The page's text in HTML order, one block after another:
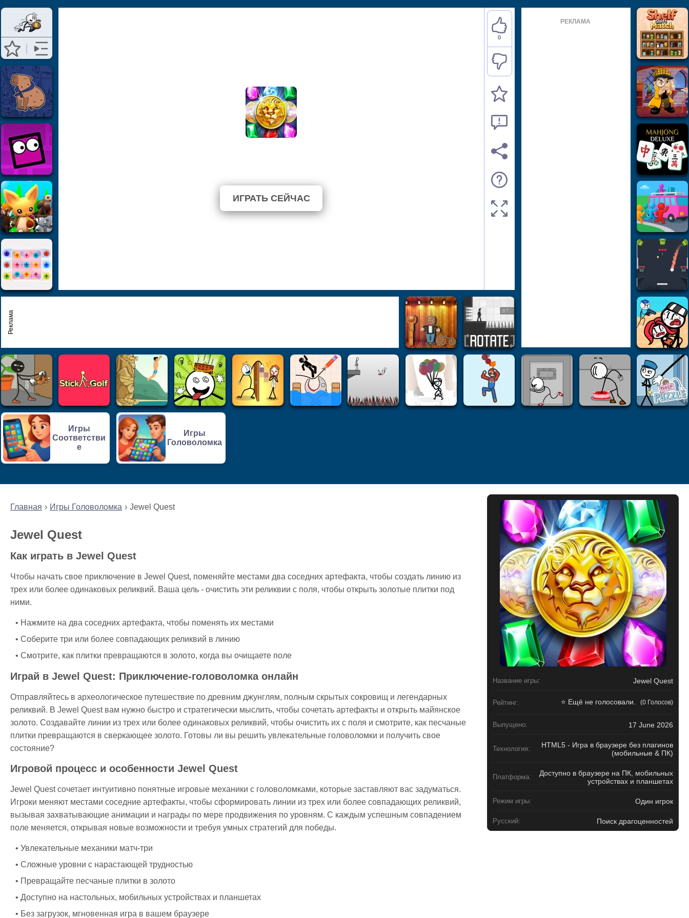
Главная Игры Головоломка Jewel Quest
Jewel Quest
Как играть в Jewel Quest
Чтобы начать свое приключение в Jewel Quest, поменяйте местами два соседних артефакта, чтобы создать линию из
трех или более одинаковых реликвий. Ваша цель - очистить эти реликвии с поля, чтобы открыть золотые плитки под
ними.
Нажмите на два соседних артефакта, чтобы поменять их местами
Соберите три или более совпадающих реликвий в линию
Смотрите, как плитки превращаются в золото, когда вы очищаете поле
Играй в Jewel Quest: Приключение-головоломка онлайн
Отправляйтесь в археологическое путешествие по древним джунглям, полным скрытых сокровищ и легендарных
реликвий. В Jewel Quest вам нужно быстро и стратегически мыслить, чтобы сочетать артефакты и открыть майянское
золото. Создавайте линии из трех или более одинаковых реликвий, чтобы очистить их с поля и смотрите, как песчаные
плитки превращаются в сверкающее золото. Готовы ли вы решить увлекательные головоломки и получить свое
состояние?
Игровой процесс и особенности Jewel Quest
Jewel Quest сочетает интуитивно понятные игровые механики с головоломками, которые заставляют вас задуматься.
Игроки меняют местами соседние артефакты, чтобы сформировать линии из трех или более совпадающих реликвий,
вызывая захватывающие анимации и награды по мере продвижения по уровням. С каждым успешным совпадением
поле меняется, открывая новые возможности и требуя умных стратегий для победы.
Увлекательные механики матч-три
Сложные уровни с нарастающей трудностью
Превращайте песчаные плитки в золото
Доступно на настольных, мобильных устройствах и планшетах
Без загрузок, мгновенная игра в вашем браузере
Название игры: Jewel Quest
Рейтинг: ⭐ Ещё не голосовали. (0 Голосов)
Выпущено: 17 June 2026
Технология:
HTML5 - Игра в браузере без плагинов
(мобильные & ПК)
Платформа:
Доступно в браузере на ПК, мобильных
устройствах и планшетах
Режим игры: Один игрок
Русский: Поиск драгоценностей
ИГРАТЬ СЕЙЧАС
0
Реклама
РЕКЛАМА
Игры
Соответстви
е
Игры
Головоломка